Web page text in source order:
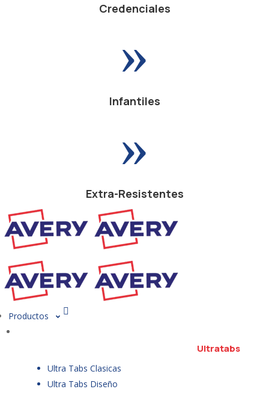
Credenciales
»
Infantiles
»
Extra-Resistentes
Productos
Ultratabs
Ultra Tabs Clasicas
Ultra Tabs Diseño